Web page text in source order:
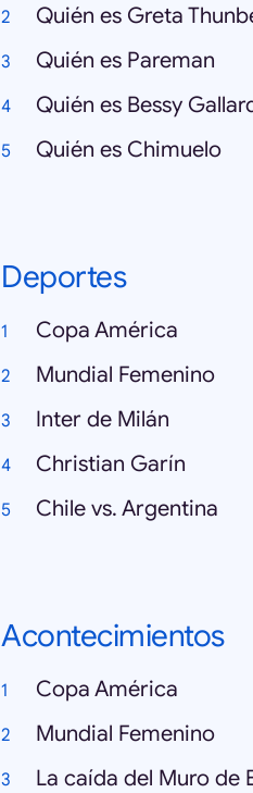
Quién es Greta
Quién es Pareman
Quién es Bessy
Quién es Chimuelo
Deportes
Copa América
Mundial Femenino
Inter de Milán
Christian Garín
Chile vs. Argentina
Acontecimientos
Copa América
Mundial Femenino
La caída del Muro de